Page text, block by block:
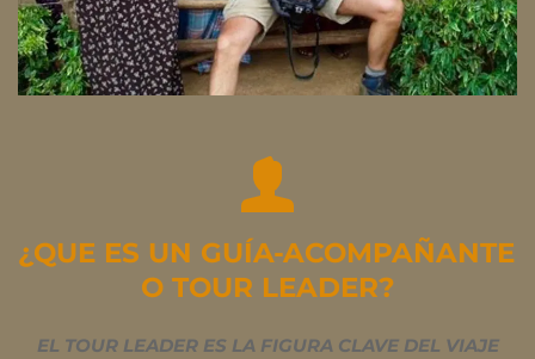
¿QUE ES UN GUÍA-ACOMPAÑANTE
O TOUR LEADER?
EL TOUR LEADER ES LA FIGURA CLAVE DEL VIAJE